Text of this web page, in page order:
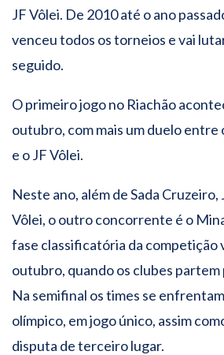
JF Vôlei. De 2010 até o ano
venceu todos os torneios e vai
seguido.
O primeiro jogo no Riachão
outubro, com mais um duelo
e o JF Vôlei.
Neste ano, além de Sada Cruzeiro,
Vôlei, o outro concorrente é o
fase classificatória da competição
outubro, quando os clubes partem
Na semifinal os times se
olímpico, em jogo único, assim
disputa de terceiro lugar.